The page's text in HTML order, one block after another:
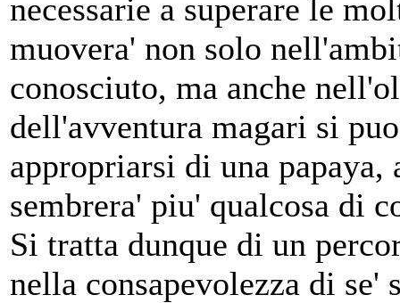
necessarie a superare le
muovera' non solo
conosciuto, ma anche
dell'avventura magari si
appropriarsi di una
sembrera' piu' qualcosa di
Si tratta dunque di un
nella consapevolezza di se'